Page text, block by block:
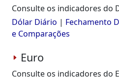
Consulte os indicadores do
Dólar Diário | Fechamento
e Comparações
Euro
Consulte os indicadores do